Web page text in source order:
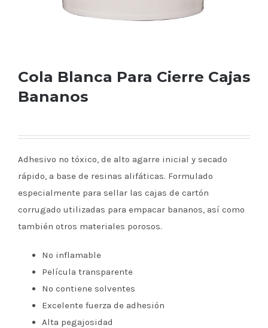
Cola Blanca Para Cierre Cajas
Bananos
Adhesivo no tóxico, de alto agarre inicial y secado
rápido, a base de resinas alifáticas. Formulado
especialmente para sellar las cajas de cartón
corrugado utilizadas para empacar bananos, así como
también otros materiales porosos.
No inflamable
Película transparente
No contiene solventes
Excelente fuerza de adhesión
Alta pegajosidad